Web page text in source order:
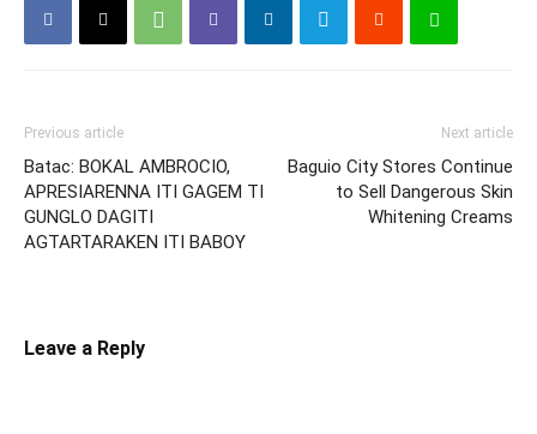
Previous article
Batac: BOKAL AMBROCIO,
APRESIARENNA ITI GAGEM TI
GUNGLO DAGITI
AGTARTARAKEN ITI BABOY
Next article
Baguio City Stores Continue
to Sell Dangerous Skin
Whitening Creams
Leave a Reply